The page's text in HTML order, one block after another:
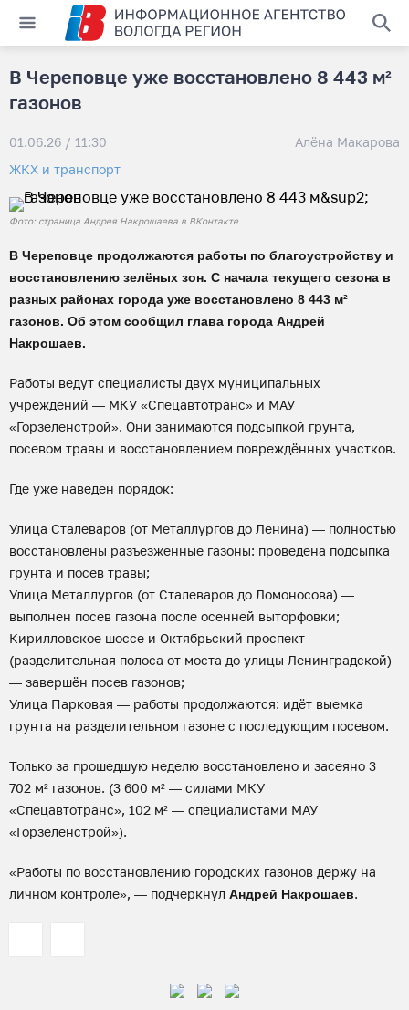
В Череповце уже восстановлено 8 443 м²
газонов
01.06.26 / 11:30
Алёна Макарова
ЖКХ и транспорт
Фото: страница Андрея Накрошаева в ВКонтакте
В Череповце продолжаются работы по благоустройству и
восстановлению зелёных зон. С начала текущего сезона в
разных районах города уже восстановлено 8 443 м²
газонов. Об этом сообщил глава города Андрей
Накрошаев.
Работы ведут специалисты двух муниципальных
учреждений — МКУ «Спецавтотранс» и МАУ
«Горзеленстрой». Они занимаются подсыпкой грунта,
посевом травы и восстановлением повреждённых участков.
Где уже наведен порядок:
Улица Сталеваров (от Металлургов до Ленина) — полностью
восстановлены разъезженные газоны: проведена подсыпка
грунта и посев травы;
Улица Металлургов (от Сталеваров до Ломоносова) —
выполнен посев газона после осенней выторфовки;
Кирилловское шоссе и Октябрьский проспект
(разделительная полоса от моста до улицы Ленинградской)
— завершён посев газонов;
Улица Парковая — работы продолжаются: идёт выемка
грунта на разделительном газоне с последующим посевом.
Только за прошедшую неделю восстановлено и засеяно 3
702 м² газонов. (3 600 м² — силами МКУ
«Спецавтотранс», 102 м² — специалистами МАУ
«Горзеленстрой»).
«Работы по восстановлению городских газонов держу на
личном контроле», — подчеркнул Андрей Накрошаев.